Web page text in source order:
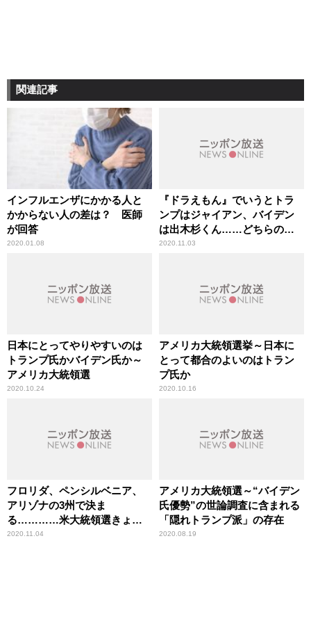
関連記事
インフルエンザにかかる人と
かからない人の差は？ 医師
が回答
2020.01.08
『ドラえもん』でいうとトラ
ンプはジャイアン、バイデン
は出木杉くん……どちらのほ
うが日本にはいいのか
2020.11.03
日本にとってやりやすいのは
トランプ氏かバイデン氏か～
アメリカ大統領選
2020.10.24
アメリカ大統領選挙～日本に
とって都合のよいのはトラン
プ氏か
2020.10.16
フロリダ、ペンシルベニア、
アリゾナの3州で決ま
る…………米大統領選きょう
投票日 激戦の行方は
2020.11.04
アメリカ大統領選～“バイデン
氏優勢”の世論調査に含まれる
「隠れトランプ派」の存在
2020.08.19